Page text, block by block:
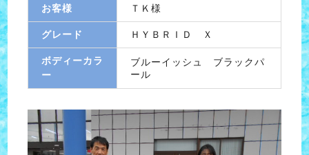
お客様 ＴＫ様
グレード ＨＹＢＲＩＤ Ｘ
ボディーカラ
ー
ブルーイッシュ ブラックパ
ール